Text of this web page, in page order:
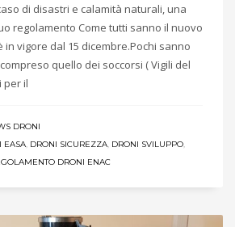
di disastri e calamità naturali, una
regolamento Come tutti sanno il nuovo
in vigore dal 15 dicembre.Pochi sanno
quello dei soccorsi ( Vigili del
per il
DRONI
EASA DRONI SICUREZZA DRONI SVILUPPO
DRONI ENAC